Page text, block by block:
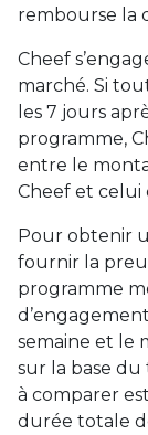
rembourse la
Cheef
marché. Si
les 7 jours
programme,
entre le
Cheef et
Pour obtenir
fournir la
programme
semaine et le
sur la base du
à comparer
durée totale